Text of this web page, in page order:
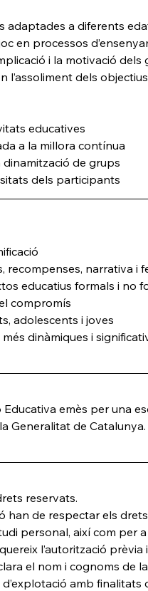
adaptades a diferents
en processos
i la motivació dels
l’assoliment dels
educatives
a la millora contínua
de grups
dels participants
recompenses, narrativa i
educatius formals i no
compromís
adolescents i joves
dinàmiques i
emès per una
Generalitat de
reservats.
han de respectar els
personal, així com per
l’autorització
el nom i cognoms de
amb